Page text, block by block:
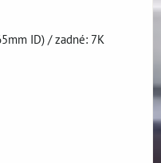
ID) / zadné: 7K